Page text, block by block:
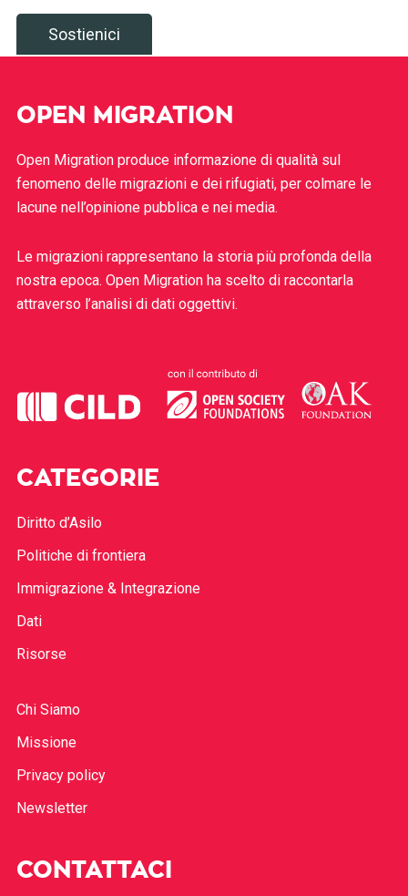
Sostienici
OPEN MIGRATION
Open Migration produce informazione di qualità sul
fenomeno delle migrazioni e dei rifugiati, per colmare le
lacune nell’opinione pubblica e nei media.
Le migrazioni rappresentano la storia più profonda della
nostra epoca. Open Migration ha scelto di raccontarla
attraverso l’analisi di dati oggettivi.
CATEGORIE
Diritto d’Asilo
Politiche di frontiera
Immigrazione & Integrazione
Dati
Risorse
Chi Siamo
Missione
Privacy policy
Newsletter
CONTATTACI